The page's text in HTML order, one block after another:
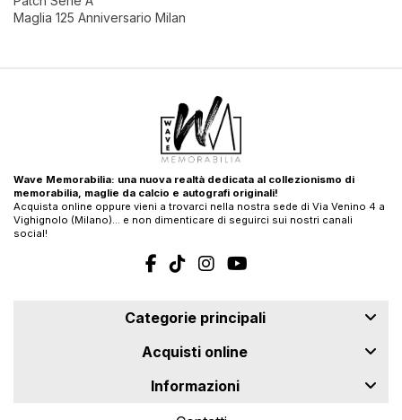
Maglia 125 Anniversario Milan
Wave Memorabilia: una nuova realtà dedicata al collezionismo di
memorabilia, maglie da calcio e autografi originali!
Acquista online oppure vieni a trovarci nella nostra sede di Via Venino 4 a
Vighignolo (Milano)… e non dimenticare di seguirci sui nostri canali
social!
Categorie principali
Acquisti online
Informazioni